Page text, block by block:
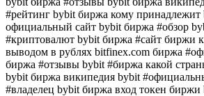
#рейтинг bybit биржа кому принадлежит
официальный сайт bybit биржа #обзор
#криптовалют bybit биржа #сайт биржи
выводом в рублях bitfinex.com биржа
биржа #отзывы bybit #биржа какой
bybit биржа википедия bybit
#владелец bybit биржа вход токен биржи